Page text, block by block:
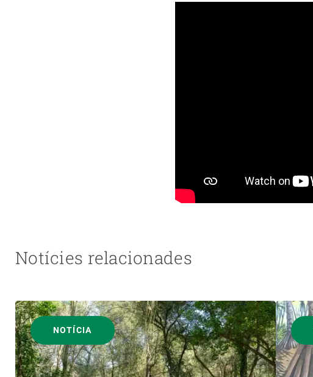
Notícies relacionades
NOTÍCIA